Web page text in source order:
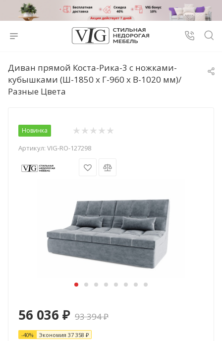
Диван прямой Коста-Рика-3 с ножками-
кубышками (Ш-1850 х Г-960 х В-1020 мм)/
Разные Цвета
Новинка
Артикул: VIG-RO-127298
56 036 ₽ 93 394₽
-40% Экономия 37 358 ₽